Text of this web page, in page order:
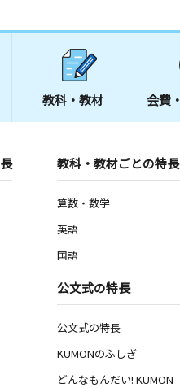
教科・教材 会費・
教科・教材ごとの特長
算数・数学
英語
国語
公文式の特長
公文式の特長
KUMONのふしぎ
どんなもんだい! KUMON